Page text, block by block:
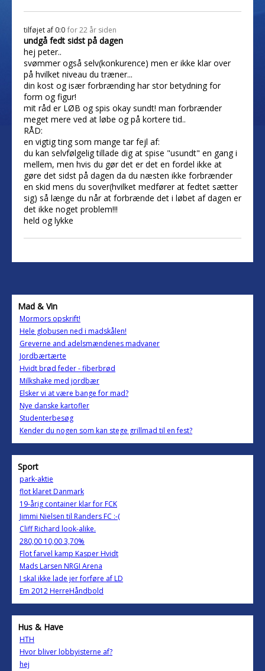
tilføjet af 0:0 for 22 år siden
undgå fedt sidst på dagen
hej peter..
svømmer også selv(konkurence) men er ikke klar over
på hvilket niveau du træner...
din kost og især forbrænding har stor betydning for
form og figur!
mit råd er LØB og spis okay sundt! man forbrænder
meget mere ved at løbe og på kortere tid..
RÅD:
en vigtig ting som mange tar fejl af:
du kan selvfølgelig tillade dig at spise "usundt" en gang i
mellem, men hvis du gør det er det en fordel ikke at
gøre det sidst på dagen da du næsten ikke forbrænder
en skid mens du sover(hvilket medfører at fedtet sætter
sig) så længe du når at forbrænde det i løbet af dagen er
det ikke noget problem!!!
held og lykke
Mad & Vin
Mormors opskrift!
Hele globusen ned i madskålen!
Greverne and adelsmændenes madvaner
Jordbærtærte
Hvidt brød feder - fiberbrød
Milkshake med jordbær
Elsker vi at være bange for mad?
Nye danske kartofler
Studenterbesøg
Kender du nogen som kan stege grillmad til en fest?
Sport
park-aktie
flot klaret Danmark
19-årig container klar for FCK
Jimmi Nielsen til Randers FC :-(
Cliff Richard look-alike.
280,00 10,00 3,70%
Flot farvel kamp Kasper Hvidt
Mads Larsen NRGI Arena
I skal ikke lade jer forføre af LD
Em 2012 HerreHåndbold
Hus & Have
HTH
Hvor bliver lobbyisterne af?
hej